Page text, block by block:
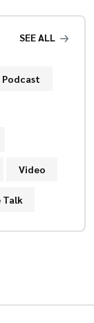
SEE ALL
Podcast
Video
Talk